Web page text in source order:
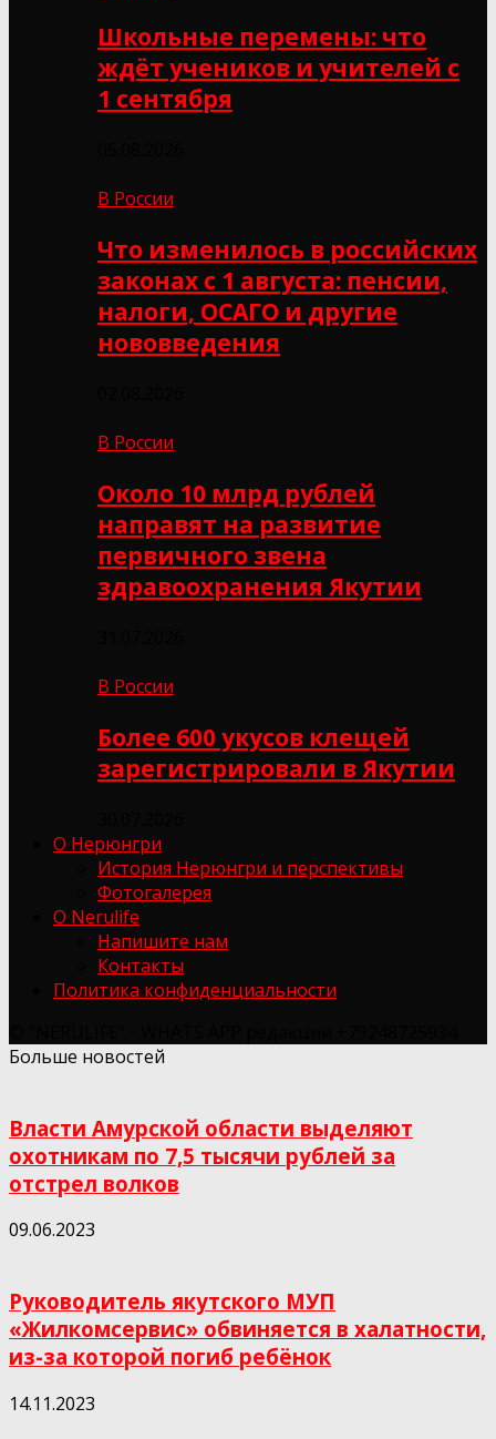
Школьные перемены: что
ждёт учеников и учителей с
1 сентября
В России
Что изменилось в российских
законах с 1 августа: пенсии,
налоги, ОСАГО и другие
нововведения
В России
Около 10 млрд рублей
направят на развитие
первичного звена
здравоохранения Якутии
В России
Более 600 укусов клещей
зарегистрировали в Якутии
О Нерюнгри
История Нерюнгри и перспективы
Фотогалерея
О Nerulife
Напишите нам
Контакты
Политика конфиденциальности
Больше новостей
Власти Амурской области выделяют
охотникам по 7,5 тысячи рублей за
отстрел волков
09.06.2023
Руководитель якутского МУП
«Жилкомсервис» обвиняется в халатности,
из-за которой погиб ребёнок
14.11.2023